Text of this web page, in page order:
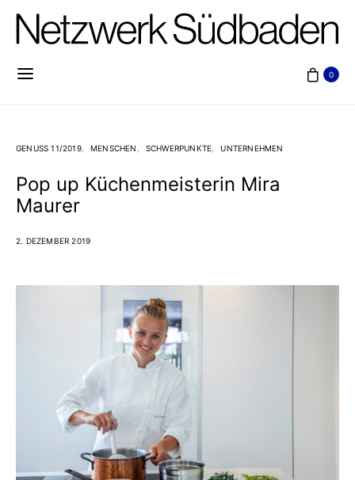
0
GENUSS 11/2019 MENSCHEN SCHWERPUNKTE UNTERNEHMEN
Pop up Küchenmeisterin Mira
Maurer
2. DEZEMBER 2019